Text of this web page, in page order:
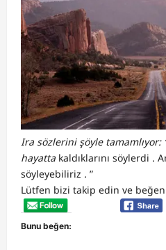
Ira sözlerini şöyle tamamlıyor:
hayatta kaldıklarını söylerdi .
söyleyebiliriz . ”
Lütfen bizi takip edin ve
Bunu beğen: